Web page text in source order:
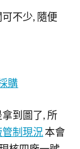
不少, 隨便
購
到圖了, 所
制現況本會